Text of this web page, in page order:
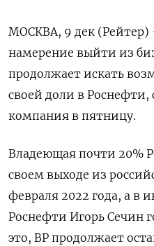
МОСКВА, 9 дек (Рейтер)
намерение выйти из
продолжает искать
своей доли в Роснефти,
компания в пятницу.
Владеющая почти 20%
своем выходе из
февраля 2022 года, а в
Роснефти Игорь Сечин
это, BP продолжает